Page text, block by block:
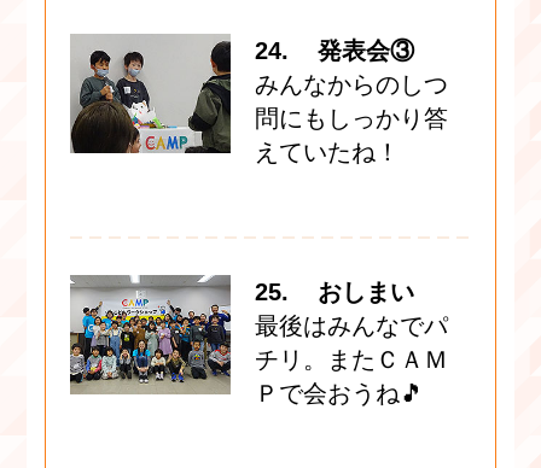
24. 発表会③
みんなからのしつ
問にもしっかり答
えていたね！
25. おしまい
最後はみんなでパ
チリ。またＣＡＭ
Ｐで会おうね🎵